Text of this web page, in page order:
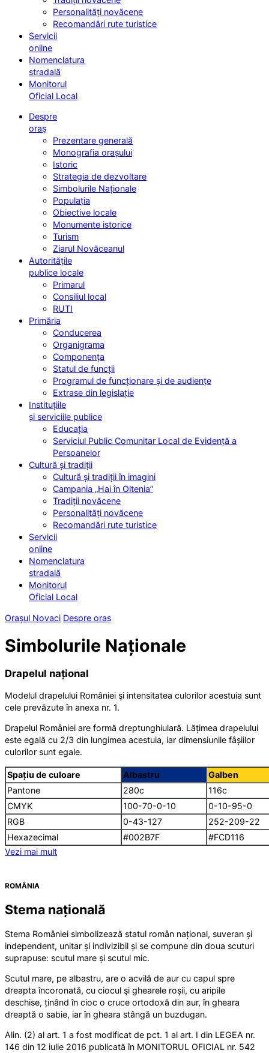
Personalități novăcene
Recomandări rute turistice
Servicii
online
Nomenclatura
stradală
Monitorul
Oficial Local
Despre
oraș
Prezentare generală
Monografia orașului
Istoric
Strategia de dezvoltare
Simbolurile Naționale
Populația
Obiective locale
Monumente istorice
Turism
Ziarul Novăceanul
Autoritățile
publice locale
Primarul
Consiliul local
RUTI
Primăria
Conducerea
Organigrama
Componența
Statul de funcții
Programul de funcționare și de audiențe
Extrase din legislație
Instituțiile
și serviciile publice
Educația
Serviciul Public Comunitar Local de Evidență a
Persoanelor
Cultură și tradiții
Cultură și tradiții în imagini
Campania „Hai în Oltenia”
Tradiții novăcene
Personalități novăcene
Recomandări rute turistice
Servicii
online
Nomenclatura
stradală
Monitorul
Oficial Local
Orașul Novaci Despre oraș
Simbolurile Naționale
Drapelul național
Modelul drapelului României şi intensitatea culorilor acestuia sunt
cele prevăzute în anexa nr. 1.
Drapelul României are formă dreptunghiulară. Lățimea drapelului
este egală cu 2/3 din lungimea acestuia, iar dimensiunile fâșiilor
culorilor sunt egale.
Spațiu de culoare Albastru
Galben
Pantone
280c
116c
CMYK
100-70-0-10
0-10-95-0
RGB
0-43-127
252-209-22
Hexazecimal
#002B7F
#FCD116
Vezi mai mult
ROMÂNIA
Stema națională
Stema României simbolizează statul român național, suveran și
independent, unitar și indivizibil și se compune din doua scuturi
suprapuse: scutul mare și scutul mic.
Scutul mare, pe albastru, are o acvilă de aur cu capul spre
dreapta încoronată, cu ciocul şi ghearele roșii, cu aripile
deschise, ținând în cioc o cruce ortodoxă din aur, în gheara
dreaptă o sabie, iar în gheara stângă un buzdugan.
Alin. (2) al art. 1 a fost modificat de pct. 1 al art. I din LEGEA nr.
146 din 12 iulie 2016 publicată în MONITORUL OFICIAL nr. 542